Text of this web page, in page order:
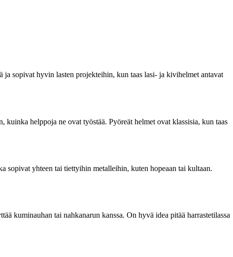
sopivat hyvin lasten projekteihin, kun taas lasi- ja kivihelmet antavat
helppoja ne ovat työstää. Pyöreät helmet ovat klassisia, kun taas
yhteen tai tiettyihin metalleihin, kuten hopeaan tai kultaan.
kuminauhan tai nahkanarun kanssa. On hyvä idea pitää harrastetilassa